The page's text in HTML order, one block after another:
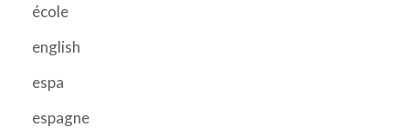
école
english
espa
espagne